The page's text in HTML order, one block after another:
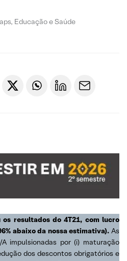
Educação e Saúde
os resultados do 4T21, com lucro
abaixo da nossa estimativa). As
impulsionadas por (i) maturação
dos descontos obrigatórios e